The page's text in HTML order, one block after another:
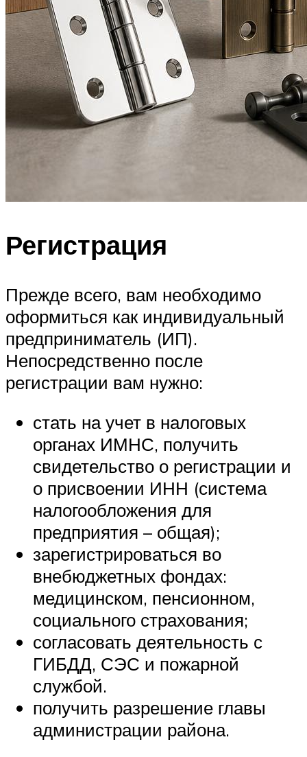
Регистрация
Прежде всего, вам необходимо
оформиться как индивидуальный
предприниматель (ИП).
Непосредственно после
регистрации вам нужно:
стать на учет в налоговых
органах ИМНС, получить
свидетельство о регистрации и
о присвоении ИНН (система
налогообложения для
предприятия – общая);
зарегистрироваться во
внебюджетных фондах:
медицинском, пенсионном,
социального страхования;
согласовать деятельность с
ГИБДД, СЭС и пожарной
службой.
получить разрешение главы
администрации района.